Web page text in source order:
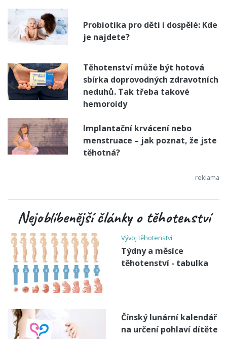
Probiotika pro děti i dospělé: Kde
je najdete?
Těhotenství může být hotová
sbírka doprovodných zdravotních
neduhů. Tak třeba takové
hemoroidy
Implantační krvácení nebo
menstruace – jak poznat, že jste
těhotná?
Nejoblíbenější články o těhotenství
Vývoj těhotenství
Týdny a měsíce
těhotenství - tabulka
Čínský lunární kalendář
na určení pohlaví dítěte